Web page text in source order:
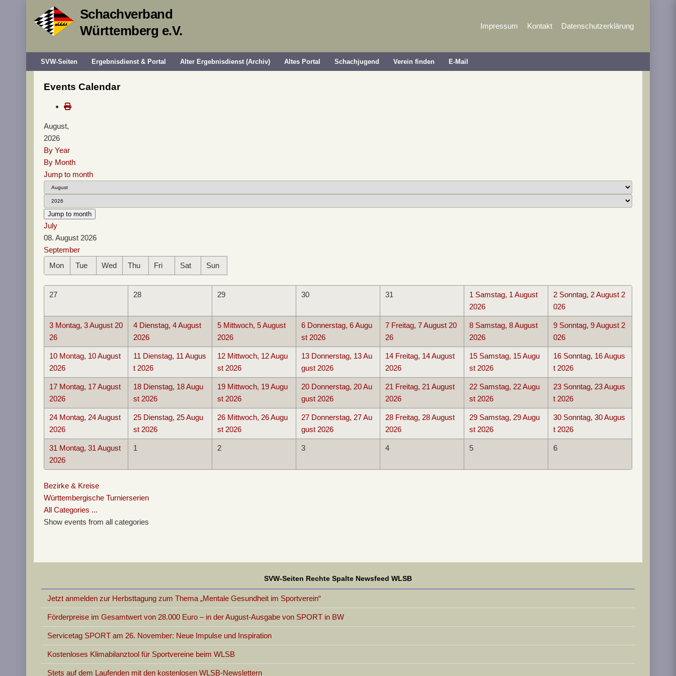
Schachverband
Württemberg e.V.
Impressum Kontakt Datenschutzerklärung
SVW-Seiten Ergebnisdienst & Portal Alter Ergebnisdienst (Archiv) Altes Portal Schachjugend Verein finden E-Mail
Events Calendar
August,
2026
By Year
By Month
Jump to month
Jump to month
July
08. August 2026
September
Mon
Tue Wed Thu Fri Sat Sun
27 28 29 30 31 1 Samstag, 1 August
2026
2 Sonntag, 2 August 2
026
3 Montag, 3 August 20
26
4 Dienstag, 4 August
2026
5 Mittwoch, 5 August
2026
6 Donnerstag, 6 Augu
st 2026
7 Freitag, 7 August 20
26
8 Samstag, 8 August
2026
9 Sonntag, 9 August 2
026
10 Montag, 10 August
2026
11 Dienstag, 11 Augus
t 2026
12 Mittwoch, 12 Augu
st 2026
13 Donnerstag, 13 Au
gust 2026
14 Freitag, 14 August
2026
15 Samstag, 15 Augu
st 2026
16 Sonntag, 16 Augus
t 2026
17 Montag, 17 August
2026
18 Dienstag, 18 Augu
st 2026
19 Mittwoch, 19 Augu
st 2026
20 Donnerstag, 20 Au
gust 2026
21 Freitag, 21 August
2026
22 Samstag, 22 Augu
st 2026
23 Sonntag, 23 Augus
t 2026
24 Montag, 24 August
2026
25 Dienstag, 25 Augu
st 2026
26 Mittwoch, 26 Augu
st 2026
27 Donnerstag, 27 Au
gust 2026
28 Freitag, 28 August
2026
29 Samstag, 29 Augu
st 2026
30 Sonntag, 30 Augus
t 2026
31 Montag, 31 August
2026
1 2 3 4 5 6
Bezirke & Kreise
Württembergische Turnierserien
All Categories ...
Show events from all categories
SVW-Seiten Rechte Spalte Newsfeed WLSB
Jetzt anmelden zur Herbsttagung zum Thema „Mentale Gesundheit im Sportverein“
Förderpreise im Gesamtwert von 28.000 Euro – in der August-Ausgabe von SPORT in BW
Servicetag SPORT am 26. November: Neue Impulse und Inspiration
Kostenloses Klimabilanztool für Sportvereine beim WLSB
Stets auf dem Laufenden mit den kostenlosen WLSB-Newslettern